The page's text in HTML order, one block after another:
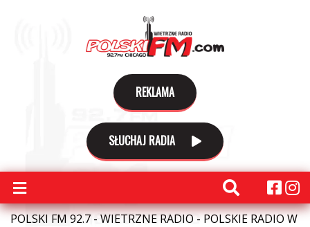
REKLAMA
SŁUCHAJ RADIA
POLSKI FM 92.7 - WIETRZNE RADIO - POLSKIE RADIO W